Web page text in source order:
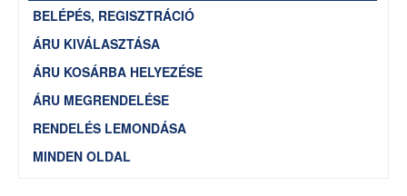
BELÉPÉS, REGISZTRÁCIÓ
ÁRU KIVÁLASZTÁSA
ÁRU KOSÁRBA HELYEZÉSE
ÁRU MEGRENDELÉSE
RENDELÉS LEMONDÁSA
MINDEN OLDAL